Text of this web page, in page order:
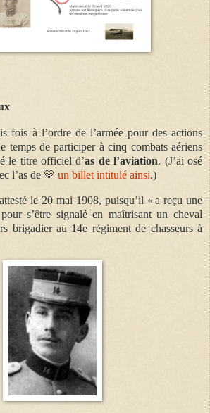
fois à l’ordre de l’armée pour des actions
temps de participer à cinq combats aériens
le titre officiel d’as de l’aviation. (J’ai osé
l’as de 💛 un billet intitulé ainsi.)
le 20 mai 1908, puisqu’il « a reçu une
s’être signalé en maîtrisant un cheval
brigadier au 14e régiment de chasseurs à